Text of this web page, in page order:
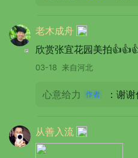
老木成舟
欣赏张宜花园美拍
03-18 来自河北
心意给力 ：谢
从善入流